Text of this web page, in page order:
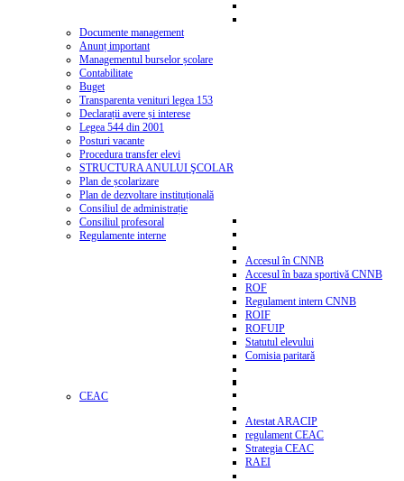
Documente management
Anunț important
Managementul burselor școlare
Contabilitate
Buget
Transparenta venituri legea 153
Declarații avere și interese
Legea 544 din 2001
Posturi vacante
Procedura transfer elevi
STRUCTURA ANULUI ŞCOLAR
Plan de școlarizare
Plan de dezvoltare instituțională
Consiliul de administrație
Consiliul profesoral
Regulamente interne
Accesul în CNNB
Accesul în baza sportivă CNNB
ROF
Regulament intern CNNB
ROIF
ROFUIP
Statutul elevului
Comisia paritară
CEAC
Atestat ARACIP
regulament CEAC
Strategia CEAC
RAEI